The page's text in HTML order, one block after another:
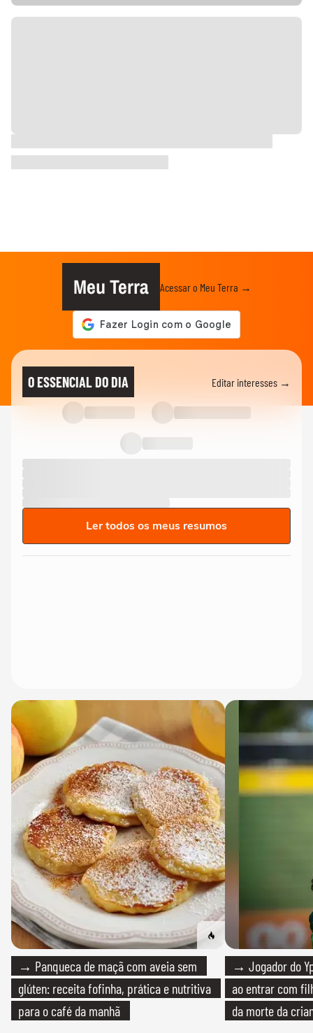
Meu Terra Acessar o Meu Terra →
O ESSENCIAL DO DIA Editar interesses →
Ler todos os meus resumos
→ Panqueca de maçã com aveia sem
glúten: receita fofinha, prática e nutritiva
para o café da manhã
→ Jogador do
ao entrar com
da morte da